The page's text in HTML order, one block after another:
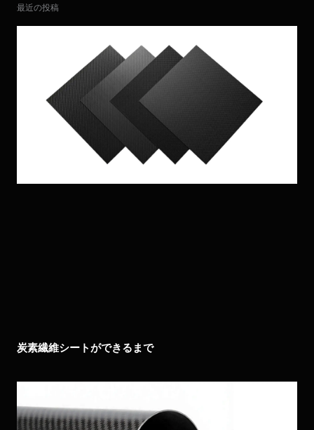
最近の投稿
炭素繊維シートができるまで